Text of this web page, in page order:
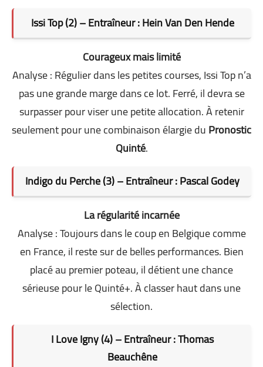
Issi Top (2) – Entraîneur : Hein Van Den Hende
Courageux mais limité
Analyse : Régulier dans les petites courses, Issi Top n’a
pas une grande marge dans ce lot. Ferré, il devra se
surpasser pour viser une petite allocation. À retenir
seulement pour une combinaison élargie duPronostic
Quinté.
Indigo du Perche (3) – Entraîneur : Pascal Godey
La régularité incarnée
Analyse : Toujours dans le coup en Belgique comme
en France, il reste sur de belles performances. Bien
placé au premier poteau, il détient une chance
sérieuse pour le Quinté+. À classer haut dans une
sélection.
I Love Igny (4) – Entraîneur : Thomas
Beauchêne